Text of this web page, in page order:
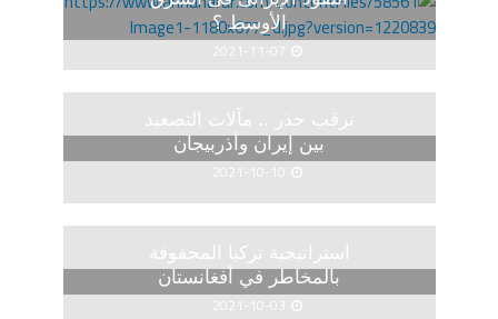
الأوسط ؟
2021-11-07
ترقب حذر .. مآلات التصعيد
بين إيران وأذربيجان
2021-10-10
استراتيجية تركيا المحفوفة
بالمخاطر في أفغانستان
2021-10-03